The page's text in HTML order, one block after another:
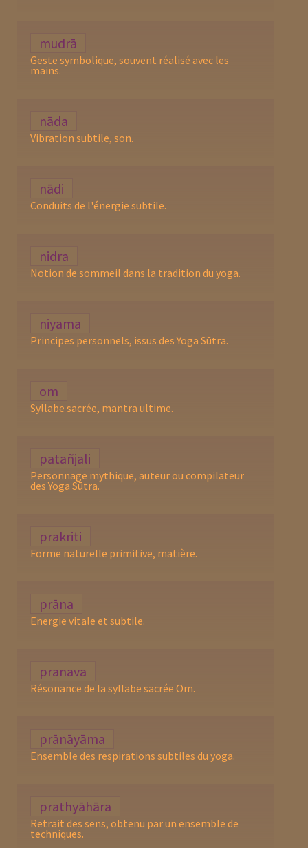
mudrā
Geste symbolique, souvent réalisé avec les
mains.
nāda
Vibration subtile, son.
nādi
Conduits de l'énergie subtile.
nidra
Notion de sommeil dans la tradition du yoga.
niyama
Principes personnels, issus des Yoga Sūtra.
om
Syllabe sacrée, mantra ultime.
patañjali
Personnage mythique, auteur ou compilateur
des Yoga Sūtra.
prakriti
Forme naturelle primitive, matière.
prāna
Energie vitale et subtile.
pranava
Résonance de la syllabe sacrée Om.
prānāyāma
Ensemble des respirations subtiles du yoga.
prathyāhāra
Retrait des sens, obtenu par un ensemble de
techniques.